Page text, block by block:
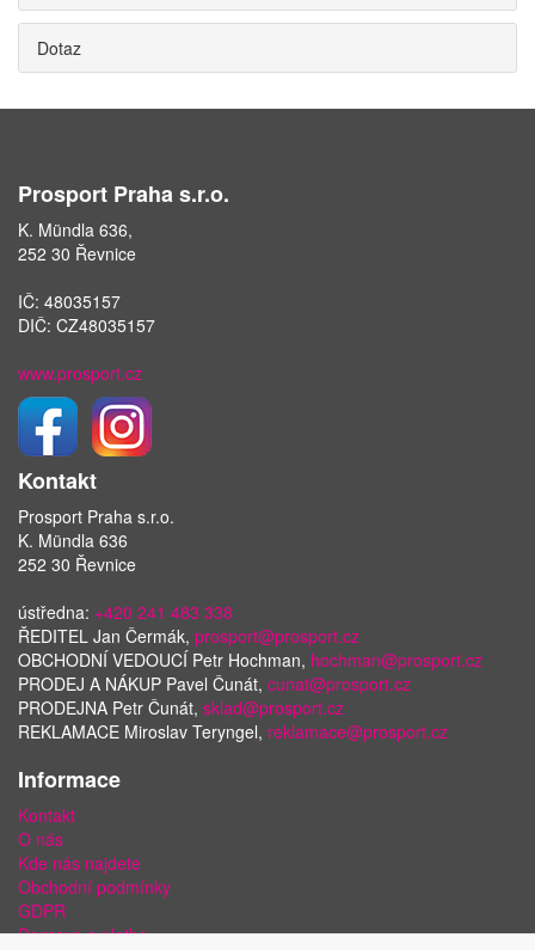
Dotaz
Prosport Praha s.r.o.
K. Mündla 636,
252 30 Řevnice
IČ: 48035157
DIČ: CZ48035157
www.prosport.cz
Kontakt
Prosport Praha s.r.o.
K. Mündla 636
252 30 Řevnice
ústředna: +420 241 483 338
ŘEDITEL Jan Čermák, prosport@prosport.cz
OBCHODNÍ VEDOUCÍ Petr Hochman, hochman@prosport.cz
PRODEJ A NÁKUP Pavel Čunát, cunat@prosport.cz
PRODEJNA Petr Čunát, sklad@prosport.cz
REKLAMACE Miroslav Teryngel, reklamace@prosport.cz
Informace
Kontakt
O nás
Kde nás najdete
Obchodní podmínky
GDPR
Doprava a platba